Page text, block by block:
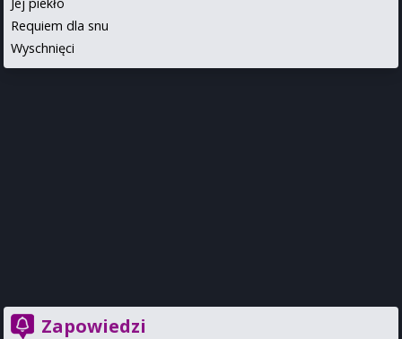
Requiem dla snu
Wyschnięci
Zapowiedzi